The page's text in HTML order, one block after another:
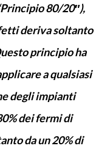
80/20″),
deriva soltanto
principio ha
a qualsiasi
degli impianti
dei fermi di
da un 20% di